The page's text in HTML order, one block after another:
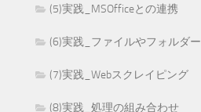
(5)実践_MSOfficeとの連携
(6)実践_ファイルやフォルダー
(7)実践_Webスクレイピング
(8)実践_処理の組み合わせ